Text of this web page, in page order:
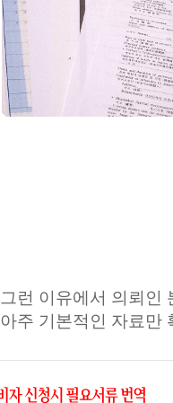
그런 이유에서 의뢰인
아주 기본적인 자료만